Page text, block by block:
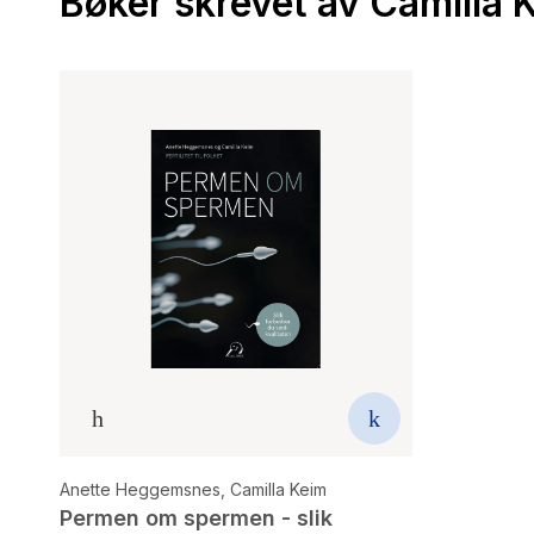
Anette Heggemsnes, Camilla Keim
Permen om spermen - slik